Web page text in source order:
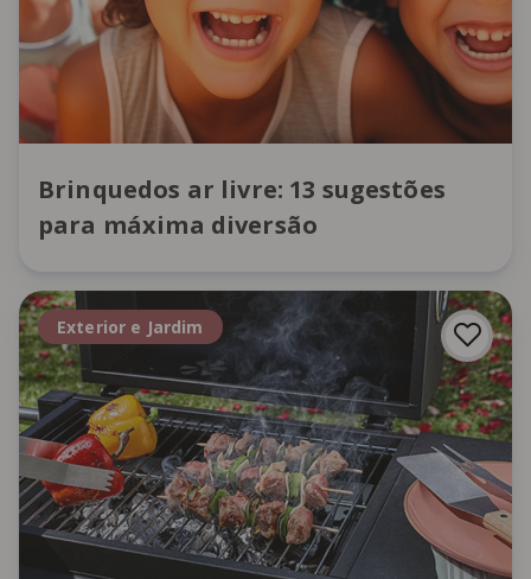
Brinquedos ar livre: 13 sugestões
para máxima diversão
Exterior e Jardim